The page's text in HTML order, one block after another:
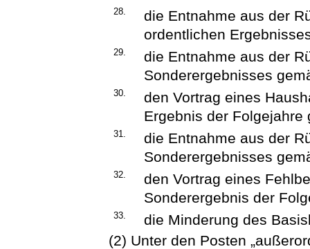
28.
die Entnahme aus der
ordentlichen
29.
die Entnahme aus der
Sonderergebnisses
30.
den Vortrag eines
Ergebnis der
31.
die Entnahme aus der
Sonderergebnisses
32.
den Vortrag eines
Sonderergebnis der
33.
die Minderung des
(2) Unter den Posten